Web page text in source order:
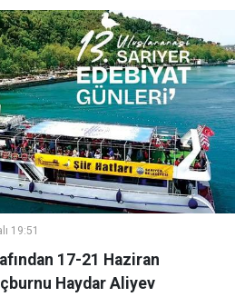
19:51
17-21 Haziran
Haydar Aliyev